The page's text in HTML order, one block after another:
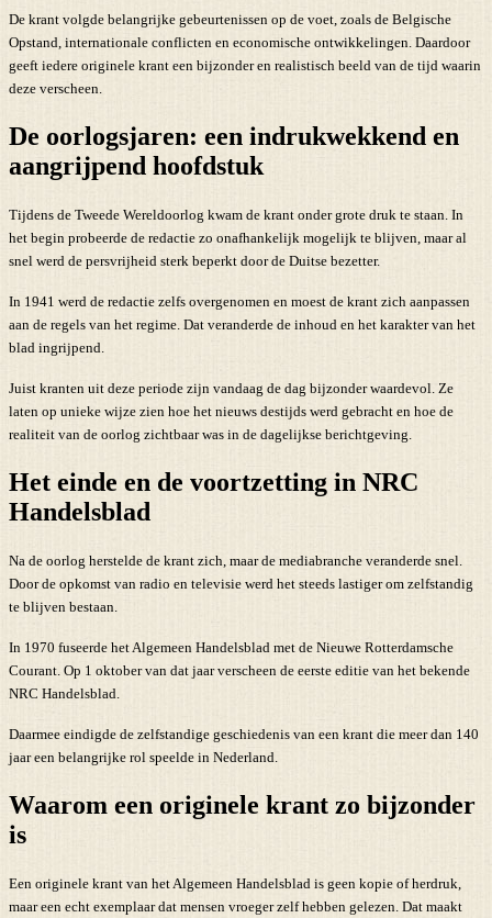
De krant volgde belangrijke gebeurtenissen op de voet, zoals de Belgische
Opstand, internationale conflicten en economische ontwikkelingen. Daardoor
geeft iedere originele krant een bijzonder en realistisch beeld van de tijd waarin
deze verscheen.
De oorlogsjaren: een indrukwekkend en
aangrijpend hoofdstuk
Tijdens de Tweede Wereldoorlog kwam de krant onder grote druk te staan. In
het begin probeerde de redactie zo onafhankelijk mogelijk te blijven, maar al
snel werd de persvrijheid sterk beperkt door de Duitse bezetter.
In 1941 werd de redactie zelfs overgenomen en moest de krant zich aanpassen
aan de regels van het regime. Dat veranderde de inhoud en het karakter van het
blad ingrijpend.
Juist kranten uit deze periode zijn vandaag de dag bijzonder waardevol. Ze
laten op unieke wijze zien hoe het nieuws destijds werd gebracht en hoe de
realiteit van de oorlog zichtbaar was in de dagelijkse berichtgeving.
Het einde en de voortzetting in NRC
Handelsblad
Na de oorlog herstelde de krant zich, maar de mediabranche veranderde snel.
Door de opkomst van radio en televisie werd het steeds lastiger om zelfstandig
te blijven bestaan.
In 1970 fuseerde het Algemeen Handelsblad met de Nieuwe Rotterdamsche
Courant. Op 1 oktober van dat jaar verscheen de eerste editie van het bekende
NRC Handelsblad.
Daarmee eindigde de zelfstandige geschiedenis van een krant die meer dan 140
jaar een belangrijke rol speelde in Nederland.
Waarom een originele krant zo bijzonder
is
Een originele krant van het Algemeen Handelsblad is geen kopie of herdruk,
maar een echt exemplaar dat mensen vroeger zelf hebben gelezen. Dat maakt